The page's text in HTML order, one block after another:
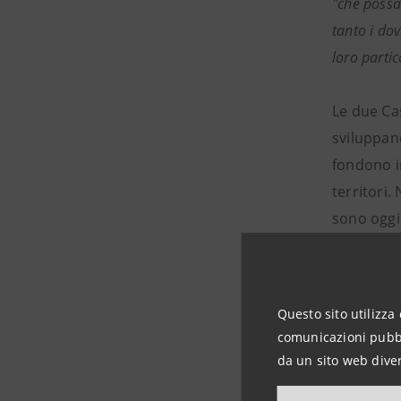
Questo sito utilizza
comunicazioni
da un sito web
tanto i
loro
Le due
fondono
territori.
sono
Cassa,
ed